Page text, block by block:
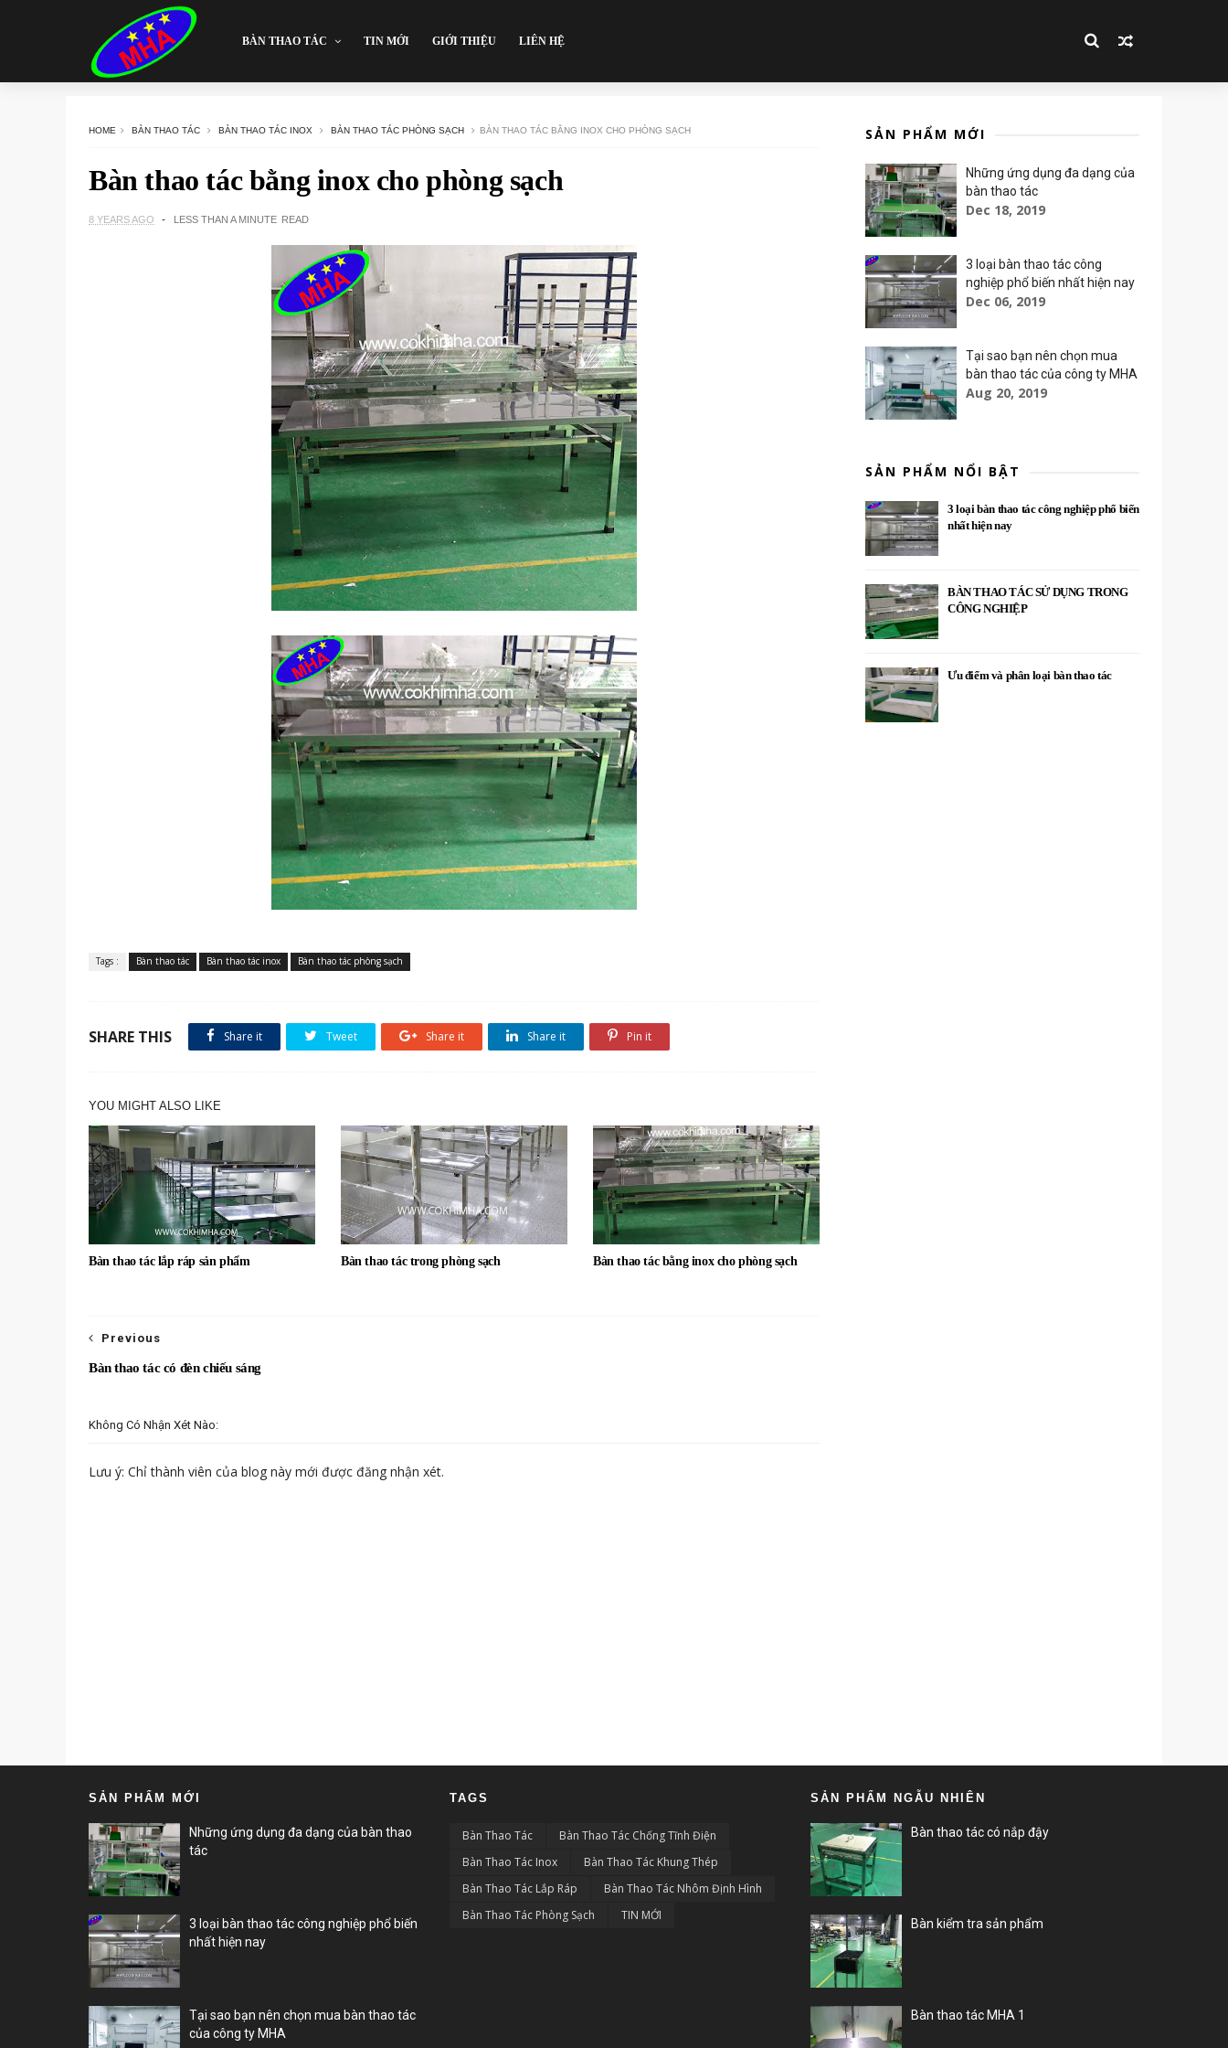
BÀN THAO TÁC TIN MỚI GIỚI THIỆU LIÊN HỆ
HOME BÀN THAO TÁC BÀN THAO TÁC INOX BÀN THAO TÁC PHÒNG SẠCH BÀN THAO TÁC BẰNG INOX CHO PHÒNG SẠCH
Bàn thao tác bằng inox cho phòng sạch
8 YEARS AGO LESS THAN A MINUTE READ
Tags : Bàn thao tác Bàn thao tác inox Bàn thao tác phòng sạch
SHARE THIS Share it Tweet Share it Share it Pin it
YOU MIGHT ALSO LIKE
Bàn thao tác lắp ráp sản phẩm Bàn thao tác trong phòng sạch Bàn thao tác bằng inox cho phòng sạch
Previous
Bàn thao tác có đèn chiếu sáng
Không Có Nhận Xét Nào:
Lưu ý: Chỉ thành viên của blog này mới được đăng nhận xét.
SẢN PHẨM MỚI
Những ứng dụng đa dạng của
bàn thao tác
Dec 18, 2019
3 loại bàn thao tác công
nghiệp phổ biến nhất hiện nay
Dec 06, 2019
Tại sao bạn nên chọn mua
bàn thao tác của công ty MHA
Aug 20, 2019
SẢN PHẨM NỔI BẬT
3 loại bàn thao tác công nghiệp phổ biến
nhất hiện nay
BÀN THAO TÁC SỬ DỤNG TRONG
CÔNG NGHIỆP
Ưu điểm và phân loại bàn thao tác
SẢN PHẨM MỚI
Những ứng dụng đa dạng của bàn thao
tác
3 loại bàn thao tác công nghiệp phổ biến
nhất hiện nay
Tại sao bạn nên chọn mua bàn thao tác
của công ty MHA
TAGS
Bàn Thao Tác
Bàn Thao Tác Chống Tĩnh Điện
Bàn Thao Tác Inox
Bàn Thao Tác Khung Thép
Bàn Thao Tác Lắp Ráp
Bàn Thao Tác Nhôm Định Hình
Bàn Thao Tác Phòng Sạch
TIN MỚI
SẢN PHẨM NGẪU NHIÊN
Bàn thao tác có nắp đậy
Bàn kiểm tra sản phẩm
Bàn thao tác MHA 1